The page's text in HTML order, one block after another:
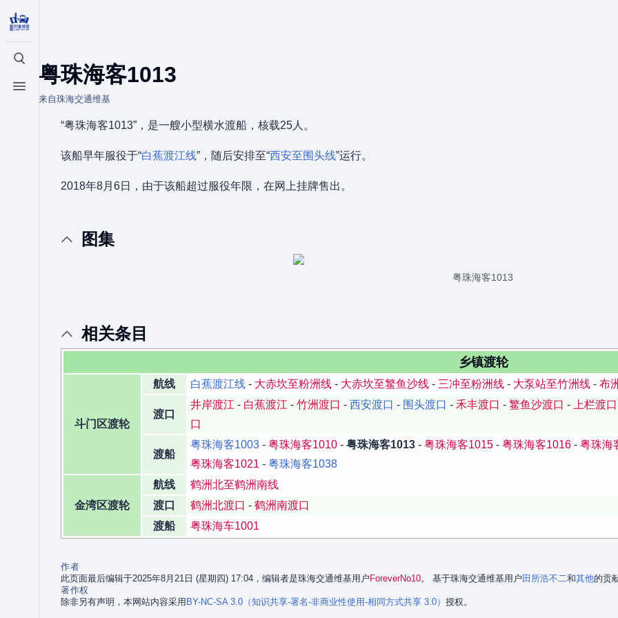
打开/关闭搜索
打开/关闭菜单
粤珠海客1013
来自珠海交通维基
“粤珠海客1013”，是一艘小型横水渡船，核载25人。
该船早年服役于“白蕉渡江线”，随后安排至“西安至围头线”运行。
2018年8月6日，由于该船超过服役年限，在网上挂牌售出。
图集
粤珠海客1013
相关条目
乡镇渡轮
斗门区渡轮
航线 白蕉渡江线 - 大赤坎至粉洲线 - 大赤坎至鳘鱼沙线 - 三冲至粉洲线 - 大泵站至竹洲线 - 布
渡口
井岸渡江 - 白蕉渡江 - 竹洲渡口 - 西安渡口 - 围头渡口 - 禾丰渡口 - 鳘鱼沙渡口 - 上栏渡口
口
渡船
粤珠海客1003 - 粤珠海客1010 - 粤珠海客1013 - 粤珠海客1015 - 粤珠海客1016 - 粤珠海
粤珠海客1021 - 粤珠海客1038
金湾区渡轮
航线
鹤洲北至鹤洲南线
渡口
鹤洲北渡口 - 鹤洲南渡口
渡船
粤珠海车1001
作者
此页面最后编辑于2025年8月21日 (星期四) 17:04，编辑者是珠海交通维基用户 ForeverNo10。 基于珠海交通维基用户 田所浩不二和其他的贡
著作权
除非另有声明，本网站内容采用 BY-NC-SA 3.0（知识共享-署名-非商业性使用-相同方式共享 3.0） 授权。